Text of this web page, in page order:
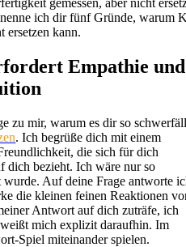
gemessen, aber nicht
ich dir fünf Gründe, warum
ersetzen kann.
Empathie und
zu mir, warum es dir so
. Ich begrüße dich mit einem
die sich für dich
dich bezieht. Ich wäre nur so
Auf deine Frage antworte
die kleinen feinen Reaktionen
Antwort auf dich zuträfe, ich
mich explizit daraufhin. Im
Spiel miteinander spielen.